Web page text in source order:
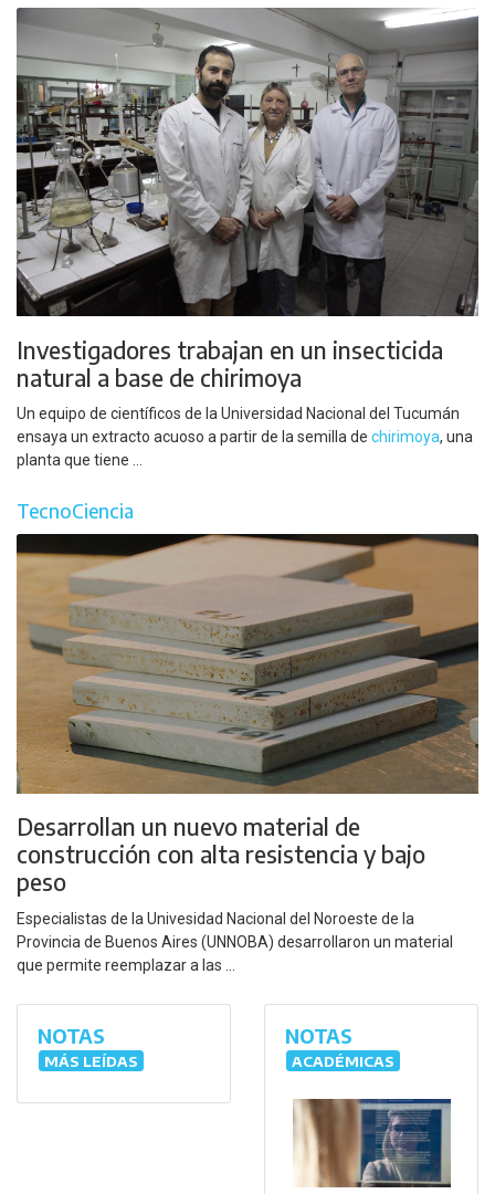
Investigadores trabajan en un insecticida
natural a base de chirimoya
Un equipo de científicos de la Universidad Nacional del Tucumán
ensaya un extracto acuoso a partir de la semilla de chirimoya, una
planta que tiene ...
TecnoCiencia
Desarrollan un nuevo material de
construcción con alta resistencia y bajo
peso
Especialistas de la Univesidad Nacional del Noroeste de la
Provincia de Buenos Aires (UNNOBA) desarrollaron un material
que permite reemplazar a las ...
NOTAS
MÁS LEÍDAS
NOTAS
ACADÉMICAS